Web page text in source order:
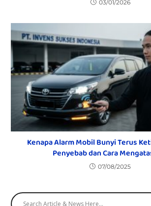
03/01/2026
Kenapa Alarm Mobil Bunyi Terus
Penyebab dan Cara
07/08/2025